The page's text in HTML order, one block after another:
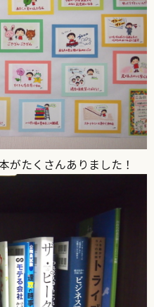
がたくさんありました！